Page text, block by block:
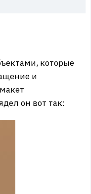
которые
и
он вот так: